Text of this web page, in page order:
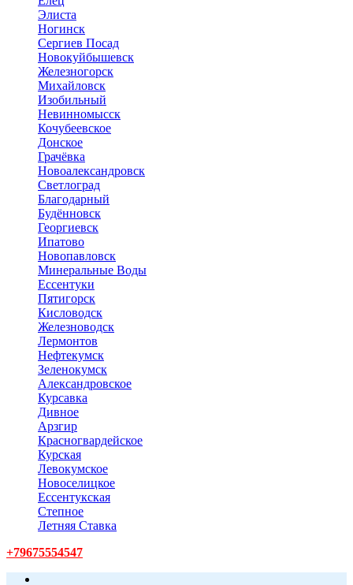
Элиста
Ногинск
Сергиев Посад
Новокуйбышевск
Железногорск
Михайловск
Изобильный
Невинномысск
Кочубеевское
Донское
Грачёвка
Новоалександровск
Светлоград
Благодарный
Будённовск
Георгиевск
Ипатово
Новопавловск
Минеральные Воды
Ессентуки
Пятигорск
Кисловодск
Железноводск
Лермонтов
Нефтекумск
Зеленокумск
Александровское
Курсавка
Дивное
Арзгир
Красногвардейское
Курская
Левокумское
Новоселицкое
Ессентукская
Степное
Летняя Ставка
+79675554547